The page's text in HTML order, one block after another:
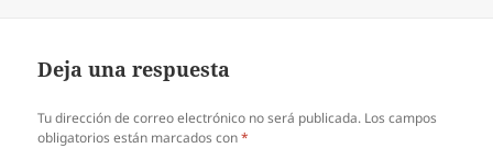
Deja una respuesta
Tu dirección de correo electrónico no será publicada. Los campos
obligatorios están marcados con*